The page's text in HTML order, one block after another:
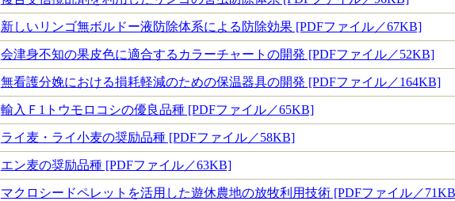
新しいリンゴ無ボルドー液防除体系による防除効果 [PDFファイル／67KB]
会津身不知の果皮色に適合するカラーチャートの開発 [PDFファイル／52KB]
無看護分娩における損耗軽減のための保温器具の開発 [PDFファイル／164KB]
輸入Ｆ1トウモロコシの優良品種 [PDFファイル／65KB]
ライ麦・ライ小麦の奨励品種 [PDFファイル／58KB]
エン麦の奨励品種 [PDFファイル／63KB]
マクロシードペレットを活用した遊休農地の放牧利用技術 [PDFファイル／